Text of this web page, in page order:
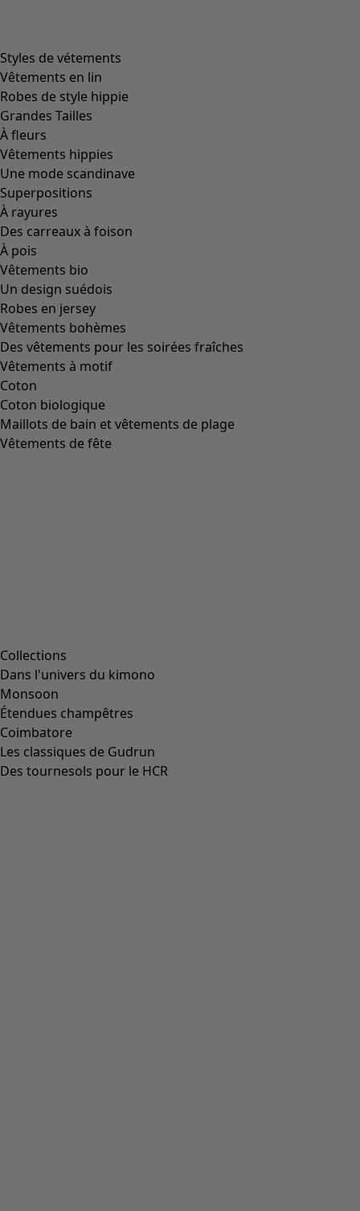
Styles de vétements
Vêtements en lin
Robes de style hippie
Grandes Tailles
À fleurs
Vêtements hippies
Une mode scandinave
Superpositions
À rayures
Des carreaux à foison
À pois
Vêtements bio
Un design suédois
Robes en jersey
Vêtements bohèmes
Des vêtements pour les soirées fraîches
Vêtements à motif
Coton
Coton biologique
Maillots de bain et vêtements de plage
Vêtements de fête
Collections
Dans l'univers du kimono
Monsoon
Étendues champêtres
Coimbatore
Les classiques de Gudrun
Des tournesols pour le HCR